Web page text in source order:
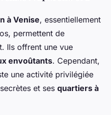
à Venise, essentiellement
permettent de
Ils offrent une vue
envoûtants. Cependant,
une activité privilégiée
et ses quartiers à